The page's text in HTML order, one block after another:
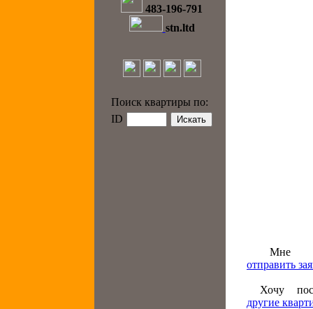
483-196-791
stn.ltd
Поиск квартиры по:
ID
Мне
отправить
Хочу
другие